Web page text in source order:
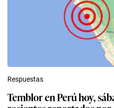
Temblor en Perú hoy,
recientes reportados por